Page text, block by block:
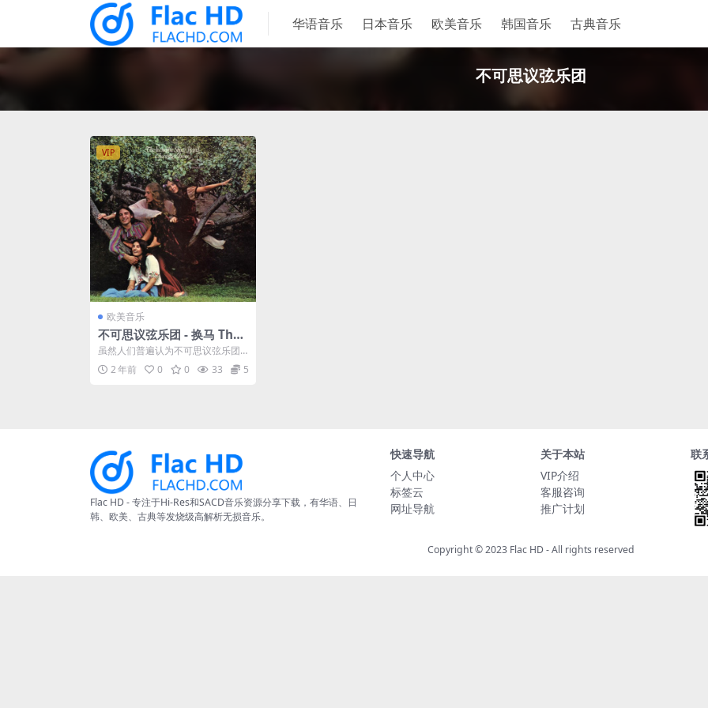
华语音乐 日本音乐 欧美音乐 韩国音乐 古典音乐
不可思议弦乐团
VIP
欧美音乐
不可思议弦乐团 - 换马 The I
ncredible String Band - C
hanging Horses (1969) [2
4bit/96kHz] [Hi-Res Flac
虽然人们普遍认为不可思议弦乐团
(The Incredible String Ba...
2 年前 0 0 33 5
Flac HD - 专注于Hi-Res和SACD音乐资源分享下载，有华语、日
韩、欧美、古典等发烧级高解析无损音乐。
快速导航
个人中心
标签云
网址导航
关于本站
VIP介绍
客服咨询
推广计划
联
Copyright © 2023 Flac HD- All rights reserved